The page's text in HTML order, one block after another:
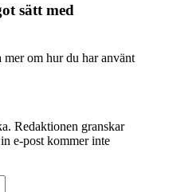
sätt med
om hur du har använt
Redaktionen granskar
e-post kommer inte